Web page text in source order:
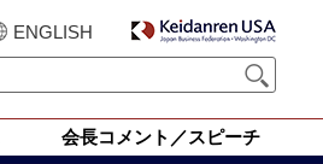
ENGLISH
会長コメント／スピーチ